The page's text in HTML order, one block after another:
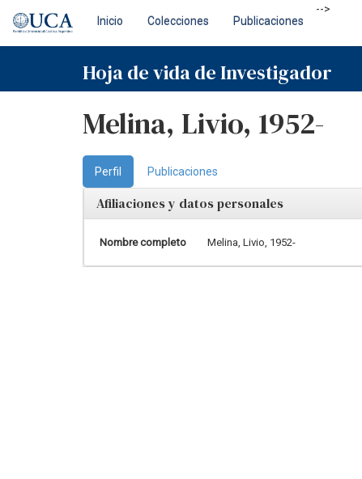
navigation
Inicio Colecciones Publicaciones
-->
Hoja de vida de Investigador
Melina, Livio, 1952-
Perfil Publicaciones
Afiliaciones y datos personales
Nombre completo Melina, Livio, 1952-